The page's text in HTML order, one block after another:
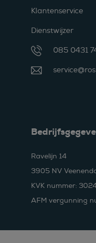
Klantenservice
Dienstwijzer
085 0431
Ravelijn 14
3905 NV
KVK nummer:
AFM vergunning